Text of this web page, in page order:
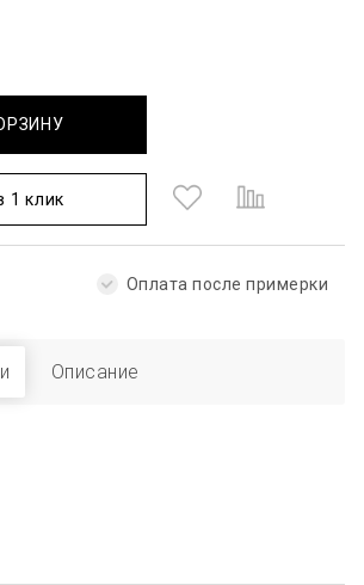
1 клик
Оплата после примерки
Описание